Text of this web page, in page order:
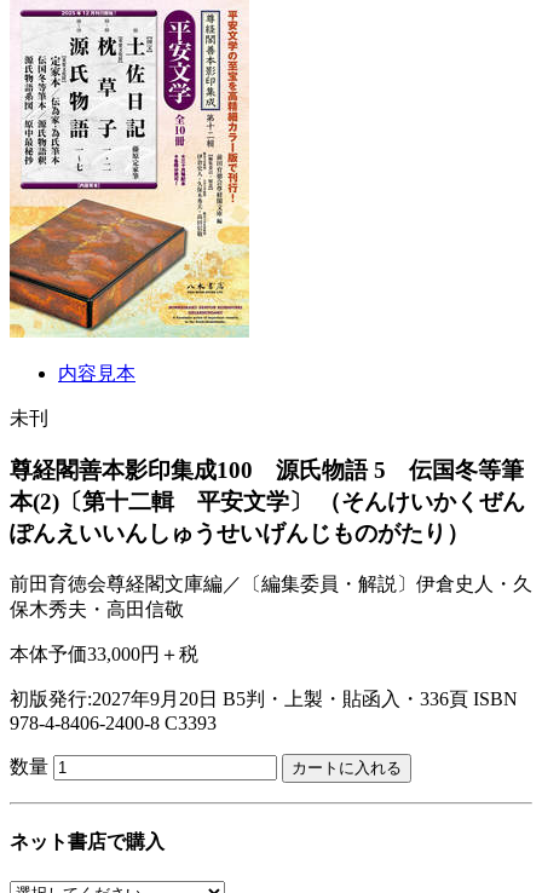
内容見本
未刊
尊経閣善本影印集成100 源氏物語 5 伝国冬等筆
本(2)〔第十二輯 平安文学〕
（そんけいかくぜん
ぽんえいいんしゅうせいげんじものがたり）
前田育徳会尊経閣文庫編／〔編集委員・解説〕伊倉史人・久
保木秀夫・高田信敬
本体予価33,000円＋税
初版発行:2027年9月20日 B5判・上製・貼函入・336頁 ISBN
978-4-8406-2400-8 C3393
数量
ネット書店で購入